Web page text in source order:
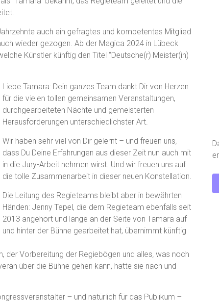
auch ein gefragtes und kompetentes Mitglied
wieder gezogen. Ab der Magica 2024 in Lübeck
Künstler künftig den Titel “Deutsche(r) Meister(in)
Liebe Tamara: Dein ganzes Team dankt Dir von Herzen
für die vielen tollen gemeinsamen Veranstaltungen,
durchgearbeiteten Nächte und gemeisterten
Herausforderungen unterschiedlichster Art.
Wir haben sehr viel von Dir gelernt – und freuen uns,
dass Du Deine Erfahrungen aus dieser Zeit nun auch mit
in die Jury-Arbeit nehmen wirst. Und wir freuen uns auf
die tolle Zusammenarbeit in dieser neuen Konstellation.
Die Leitung des Regieteams bleibt aber in bewährten
Händen: Jenny Tepel, die dem Regieteam ebenfalls seit
2013 angehört und lange an der Seite von Tamara auf
und hinter der Bühne gearbeitet hat, übernimmt künftig
der Vorbereitung der Regiebögen und alles, was noch
über die Bühne gehen kann, hatte sie nach und
– und natürlich für das Publikum –